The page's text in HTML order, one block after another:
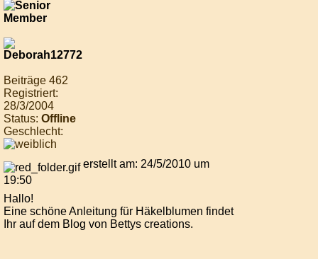
Beiträge 462
Registriert:
28/3/2004
Status: Offline
Geschlecht:
erstellt am: 24/5/2010 um
19:50
Hallo!
Eine schöne Anleitung für Häkelblumen findet
Ihr auf dem Blog von Bettys creations.